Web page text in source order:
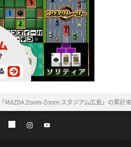
「MAZDA Zoom-Zoom スタジアム広島」の累